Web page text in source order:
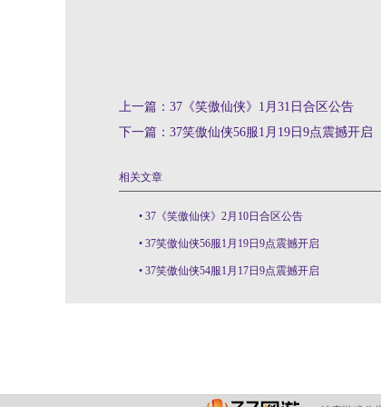
上一篇： 37《笑傲仙侠》1月31日合区公告
下一篇： 37笑傲仙侠56服1月19日9点震撼开启
相关文章
• 37《笑傲仙侠》2月10日合区公告
• 37笑傲仙侠56服1月19日9点震撼开启
• 37笑傲仙侠54服1月17日9点震撼开启